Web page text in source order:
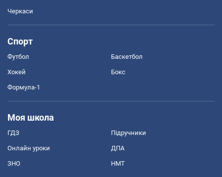
Черкаси
Спорт
Футбол Баскетбол
Хокей Бокс
Формула-1
Моя школа
ГДЗ Підручники
Онлайн уроки ДПА
ЗНО НМТ